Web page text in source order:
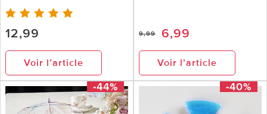
12,99
Voir l’article
9,99 6,99
Voir l’article
-44% -40%